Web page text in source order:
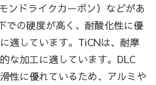
ンドライクカーボン）などがあ
での硬度が高く、耐酸化性に優
適しています。TiCNは、耐摩
な加工に適しています。DLC
性に優れているため、アルミや